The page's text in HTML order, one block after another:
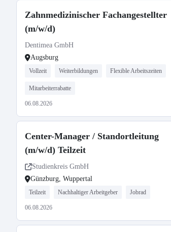
Zahnmedizinischer Fachangestellter
(m/w/d)
Dentimea GmbH
Augsburg
Vollzeit Weiterbildungen Flexible Arbeitszeiten
Mitarbeiterrabatte
06.08.2026
Center-Manager / Standortleitung
(m/w/d) Teilzeit
Studienkreis GmbH
Günzburg, Wuppertal
Teilzeit Nachhaltiger Arbeitgeber Jobrad
06.08.2026